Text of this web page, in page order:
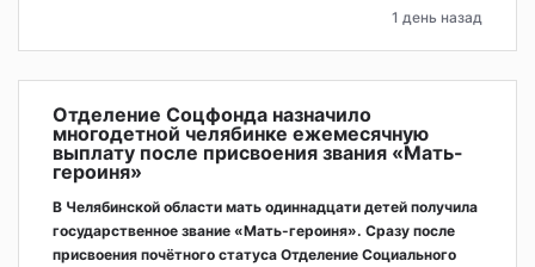
1 день назад
Отделение Соцфонда назначило
многодетной челябинке ежемесячную
выплату после присвоения звания «Мать-
героиня»
В Челябинской области мать одиннадцати детей получила
государственное звание «Мать-героиня». Сразу после
присвоения почётного статуса Отделение Социального